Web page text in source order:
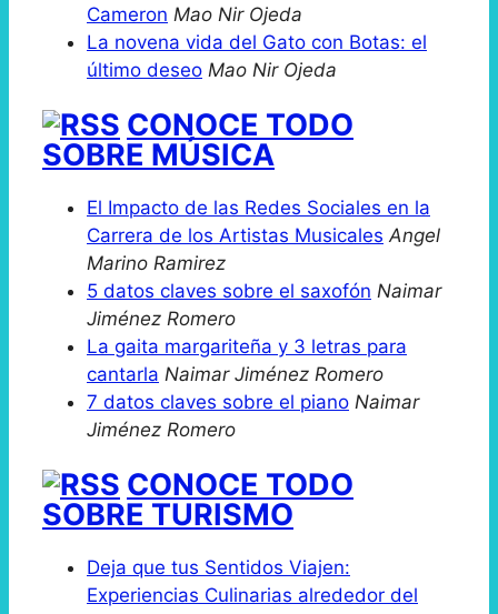
Cameron Mao Nir Ojeda
La novena vida del Gato con Botas: el
último deseo Mao Nir Ojeda
CONOCE TODO
SOBRE MÚSICA
El Impacto de las Redes Sociales en la
Carrera de los Artistas Musicales Angel
Marino Ramirez
5 datos claves sobre el saxofón Naimar
Jiménez Romero
La gaita margariteña y 3 letras para
cantarla Naimar Jiménez Romero
7 datos claves sobre el piano Naimar
Jiménez Romero
CONOCE TODO
SOBRE TURISMO
Deja que tus Sentidos Viajen:
Experiencias Culinarias alrededor del